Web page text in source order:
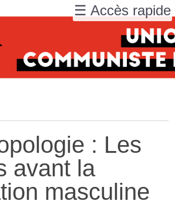
: Les
avant la
masculine
☰ Accès rapide